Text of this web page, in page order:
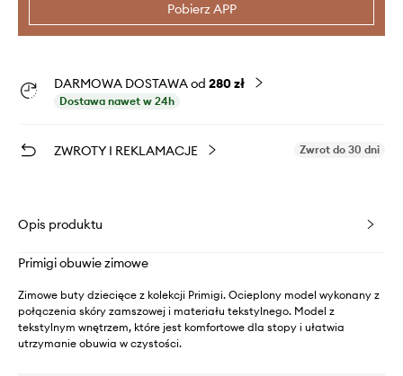
Pobierz APP
DARMOWA DOSTAWA od 280 zł
Dostawa nawet w 24h
ZWROTY I REKLAMACJE Zwrot do 30 dni
Opis produktu
Primigi obuwie zimowe
Zimowe buty dziecięce z kolekcji Primigi. Ocieplony model wykonany z
połączenia skóry zamszowej i materiału tekstylnego. Model z
tekstylnym wnętrzem, które jest komfortowe dla stopy i ułatwia
utrzymanie obuwia w czystości.